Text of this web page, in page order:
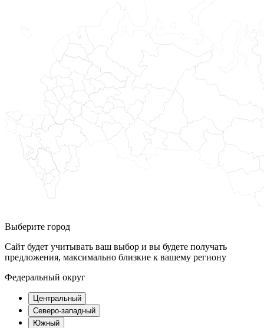
Выберите город
Сайт будет учитывать ваш выбор и вы будете получать
предложения, максимально близкие к вашему региону
Федеральный округ
Центральный
Северо-западный
Южный